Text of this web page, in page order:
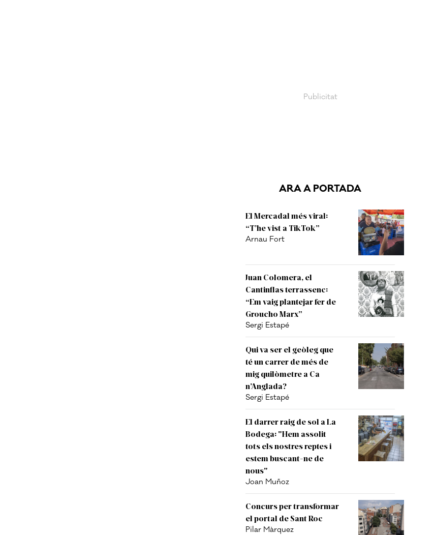
ARA A PORTADA
El Mercadal més viral:
“T’he vist a TikTok”
Arnau Fort
Juan Colomera, el
Cantinflas terrassenc:
“Em vaig plantejar fer de
Groucho Marx”
Sergi Estapé
Qui va ser el geòleg que
té un carrer de més de
mig quilòmetre a Ca
n’Anglada?
Sergi Estapé
El darrer raig de sol a La
Bodega: "Hem assolit
tots els nostres reptes i
estem buscant-ne de
nous"
Joan Muñoz
Concurs per transformar
el portal de Sant Roc
Pilar Màrquez